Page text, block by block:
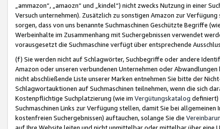
„ammazon“, „amaozn“ und „kindel“) nicht zwecks Nutzung in einer
Versuch unternehmen). Zusätzlich zu sonstigen Amazon zur
sorgen, dass von uns benannte Suchmaschinen Geschützte Begriffe
Werbeinhalte im Zusammenhang mit Suchergebnissen verwendet
vorausgesetzt die Suchmaschine verfügt über entsprechende
(f) Sie werden nicht auf Schlagwörter, Suchbegriffe oder andere
Amazon oder unseren verbundenen Unternehmen oder
nicht abschließende Liste unserer Marken entnehmen Sie bitte der
Schlagwortauktionen auf Suchmaschinen teilnehmen, wenn die sich
Kostenpflichtige Suchplatzierung (wie im Vergütungskatalog definiert)
Suchmaschinen Links zur Verfügung stellen, damit Sie bei
kostenfreien Suchergebnissen) auftauchen, solange Sie die
auf Ihre Website leiten und nicht unmittelbar oder mittelbar über eine